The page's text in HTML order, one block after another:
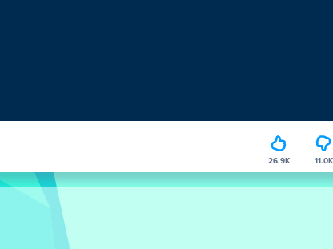
26.9K 11.0K